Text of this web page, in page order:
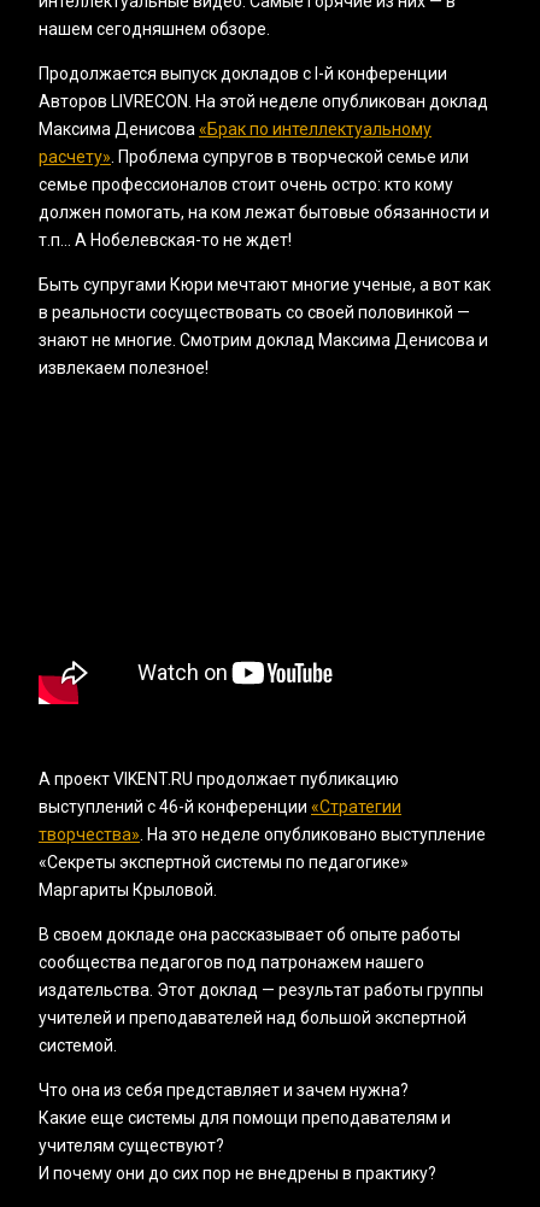
нашем сегодняшнем обзоре.
Продолжается выпуск докладов с I-й конференции
Авторов LIVRECON. На этой неделе опубликован доклад
Максима Денисова «‎Брак по интеллектуальному
расчету» . Проблема супругов в творческой семье или
семье профессионалов стоит очень остро: кто кому
должен помогать, на ком лежат бытовые обязанности и
т.п... А Нобелевская-то не ждет!
Быть супругами Кюри мечтают многие ученые, а вот как
в реальности сосуществовать со своей половинкой —
знают не многие. Смотрим доклад Максима Денисова и
извлекаем полезное!
А проект VIKENT.RU продолжает публикацию
выступлений с 46-й конференции «‎Стратегии
творчества» . На это неделе опубликовано выступление
«‎Секреты экспертной системы по педагогике»
Маргариты Крыловой.
В своем докладе она рассказывает об опыте работы
сообщества педагогов под патронажем нашего
издательства. Этот доклад — результат работы группы
учителей и преподавателей над большой экспертной
системой.
Что она из себя представляет и зачем нужна?
Какие еще системы для помощи преподавателям и
учителям существуют?
И почему они до сих пор не внедрены в практику?